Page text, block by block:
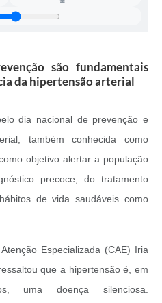
são fundamentais
da hipertensão arterial
dia nacional de prevenção e
também conhecida como
objetivo alertar a população
precoce, do tratamento
de vida saudáveis como
Especializada (CAE) Iria
que a hipertensão é, em
uma doença silenciosa.